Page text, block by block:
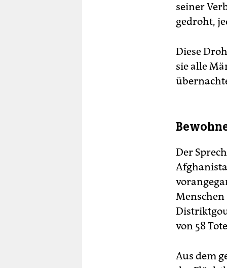
seiner
gedroht,
Diese
sie alle
Der
von 58
Aus dem